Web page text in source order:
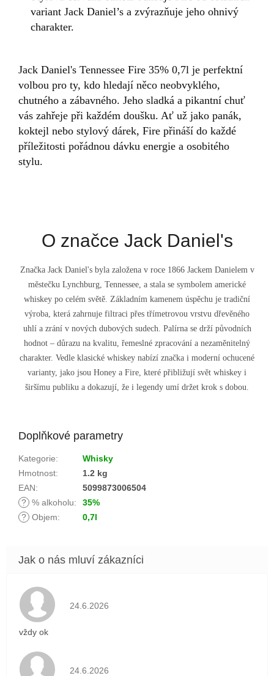
variant Jack Daniel’s a zvýrazňuje jeho ohnivý
charakter.
Jack Daniel's Tennessee Fire 35% 0,7l je perfektní
volbou pro ty, kdo hledají něco neobvyklého,
chutného a zábavného. Jeho sladká a pikantní chuť
vás zahřeje při každém doušku. Ať už jako panák,
koktejl nebo stylový dárek, Fire přináší do každé
příležitosti pořádnou dávku energie a osobitého
stylu.
O značce Jack Daniel's
Značka Jack Daniel's byla založena v roce 1866 Jackem Danielem v
městečku Lynchburg, Tennessee, a stala se symbolem americké
whiskey po celém světě. Základním kamenem úspěchu je tradiční
výroba, která zahrnuje filtraci přes třímetrovou vrstvu dřevěného
uhlí a zrání v nových dubových sudech. Palírna se drží původních
hodnot – důrazu na kvalitu, řemeslné zpracování a nezaměnitelný
charakter. Vedle klasické whiskey nabízí značka i moderní ochucené
varianty, jako jsou Honey a Fire, které přibližují svět whiskey i
širšímu publiku a dokazují, že i legendy umí držet krok s dobou.
Doplňkové parametry
Kategorie:
Whisky
Hmotnost:
1.2 kg
EAN:
5099873006504
? % alkoholu:
35%
? Objem: 0,7l
Hodnocení obchodu je 5 z 5 hvězdiček.
24.6.2026
vždy ok
Hodnocení obchodu je 5 z 5 hvězdiček.
24.6.2026